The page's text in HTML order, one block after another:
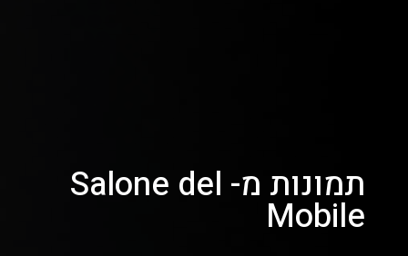
תמונות מ- Salone del
Mobile